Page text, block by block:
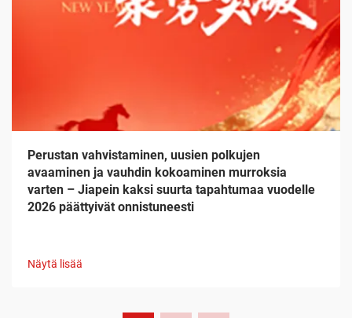
Perustan vahvistaminen, uusien polkujen
avaaminen ja vauhdin kokoaminen murroksia
varten – Jiapein kaksi suurta tapahtumaa vuodelle
2026 päättyivät onnistuneesti
Näytä lisää